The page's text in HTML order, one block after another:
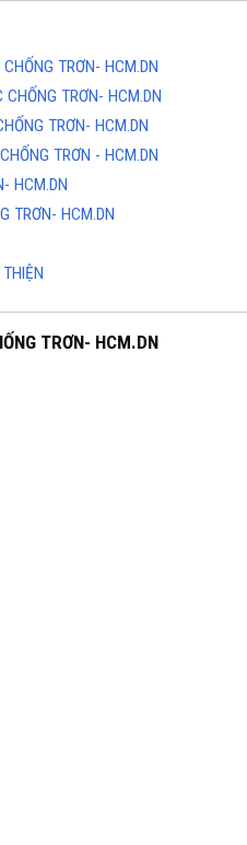
TRƠN- HCM.DN
TRƠN- HCM.DN
TRƠN- HCM.DN
TRƠN - HCM.DN
HCM.DN
TRƠN- HCM.DN
TRƠN- HCM.DN